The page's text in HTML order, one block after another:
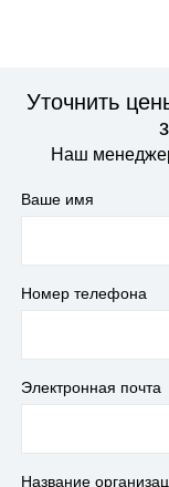
Уточнить
Наш
Ваше имя
Номер телефона
Электронная почта
Название